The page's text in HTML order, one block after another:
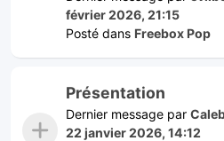
février 2026, 21:15
Posté dans Freebox Pop
Présentation
Dernier message par
22 janvier 2026, 14:12